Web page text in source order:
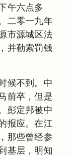
午六点多
二零一九年
市源城区法
并勒索罚钱
候不到。中
前卒，但是
彭定邦被中
报应。在江
那些曾经参
基层，明知